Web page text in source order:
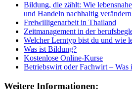
Bildung, die zählt: Wie
und Handeln nachhaltig verändern
Freiwilligenarbeit in Thailand
Zeitmanagement in der
Welcher Lerntyp bist du und wie
Was ist Bildung?
Kostenlose Online-Kurse
Betriebswirt oder Fachwirt – Was
Weitere Informationen: